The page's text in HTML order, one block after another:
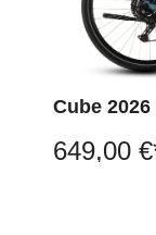
Cube
649,00